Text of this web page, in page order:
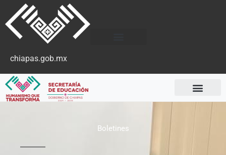
chiapas.gob.mx
Boletines